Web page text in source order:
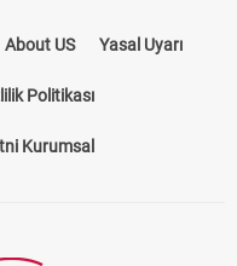
About US Yasal Uyarı
Politikası
Kurumsal